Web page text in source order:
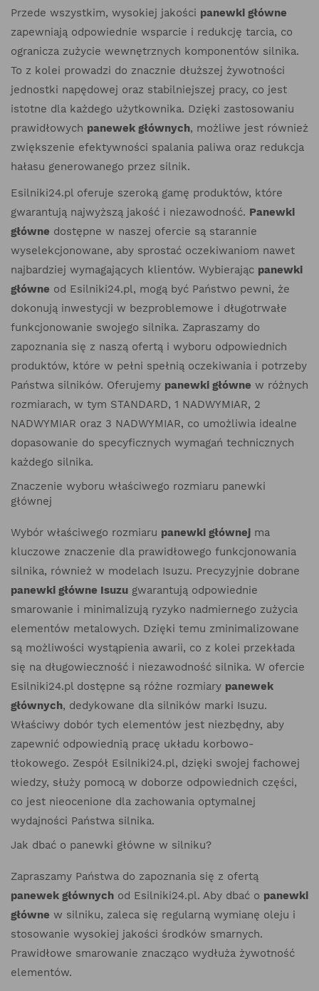
Przede wszystkim, wysokiej jakości panewki główne
zapewniają odpowiednie wsparcie i redukcję tarcia, co
ogranicza zużycie wewnętrznych komponentów silnika.
To z kolei prowadzi do znacznie dłuższej żywotności
jednostki napędowej oraz stabilniejszej pracy, co jest
istotne dla każdego użytkownika. Dzięki zastosowaniu
prawidłowych panewek głównych, możliwe jest również
zwiększenie efektywności spalania paliwa oraz redukcja
hałasu generowanego przez silnik.
Esilniki24.pl oferuje szeroką gamę produktów, które
gwarantują najwyższą jakość i niezawodność. Panewki
główne dostępne w naszej ofercie są starannie
wyselekcjonowane, aby sprostać oczekiwaniom nawet
najbardziej wymagających klientów. Wybierając panewki
główne od Esilniki24.pl, mogą być Państwo pewni, że
dokonują inwestycji w bezproblemowe i długotrwałe
funkcjonowanie swojego silnika. Zapraszamy do
zapoznania się z naszą ofertą i wyboru odpowiednich
produktów, które w pełni spełnią oczekiwania i potrzeby
Państwa silników. Oferujemy panewki główne w różnych
rozmiarach, w tym STANDARD, 1 NADWYMIAR, 2
NADWYMIAR oraz 3 NADWYMIAR, co umożliwia idealne
dopasowanie do specyficznych wymagań technicznych
każdego silnika.
Znaczenie wyboru właściwego rozmiaru panewki
głównej
Wybór właściwego rozmiaru panewki głównej ma
kluczowe znaczenie dla prawidłowego funkcjonowania
silnika, również w modelach Isuzu. Precyzyjnie dobrane
panewki główne Isuzu gwarantują odpowiednie
smarowanie i minimalizują ryzyko nadmiernego zużycia
elementów metalowych. Dzięki temu zminimalizowane
są możliwości wystąpienia awarii, co z kolei przekłada
się na długowieczność i niezawodność silnika. W ofercie
Esilniki24.pl dostępne są różne rozmiary panewek
głównych, dedykowane dla silników marki Isuzu.
Właściwy dobór tych elementów jest niezbędny, aby
zapewnić odpowiednią pracę układu korbowo-
tłokowego. Zespół Esilniki24.pl, dzięki swojej fachowej
wiedzy, służy pomocą w doborze odpowiednich części,
co jest nieocenione dla zachowania optymalnej
wydajności Państwa silnika.
Jak dbać o panewki główne w silniku?
Zapraszamy Państwa do zapoznania się z ofertą
panewek głównych od Esilniki24.pl. Aby dbać o panewki
główne w silniku, zaleca się regularną wymianę oleju i
stosowanie wysokiej jakości środków smarnych.
Prawidłowe smarowanie znacząco wydłuża żywotność
elementów.